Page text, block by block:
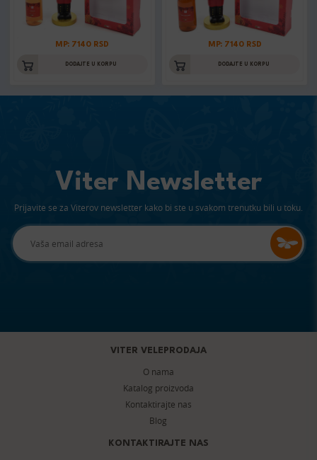
MP: 7140 RSD
DODAJTE U KORPU
MP: 7140 RSD
DODAJTE U KORPU
Viter Newsletter
Prijavite se za Viterov newsletter kako bi ste u svakom trenutku bili u toku.
VITER VELEPRODAJA
O nama
Katalog proizvoda
Kontaktirajte nas
Blog
KONTAKTIRAJTE NAS